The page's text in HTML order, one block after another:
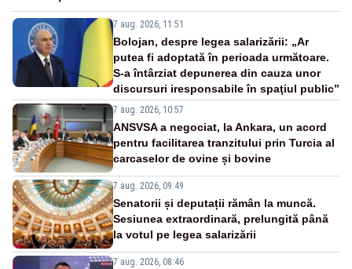
7 aug. 2026, 11:51
Bolojan, despre legea salarizării: „Ar
putea fi adoptată în perioada următoare.
S-a întârziat depunerea din cauza unor
discursuri iresponsabile în spaţiul public”
7 aug. 2026, 10:57
ANSVSA a negociat, la Ankara, un acord
pentru facilitarea tranzitului prin Turcia al
carcaselor de ovine și bovine
7 aug. 2026, 09:49
Senatorii și deputații rămân la muncă.
Sesiunea extraordinară, prelungită până
la votul pe legea salarizării
7 aug. 2026, 08:46